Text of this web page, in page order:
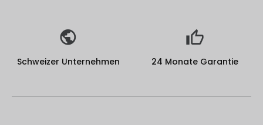
Schweizer Unternehmen 24 Monate Garantie